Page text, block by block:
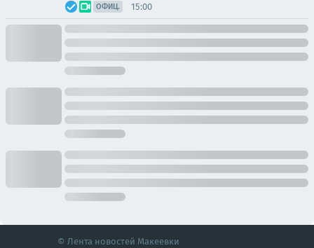
ОФИЦ. 15:00
© Лента новостей Макеевки